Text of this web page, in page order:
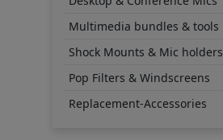
Multimedia bundles & tools
Shock Mounts & Mic holders
Pop Filters & Windscreens
Replacement-Accessories